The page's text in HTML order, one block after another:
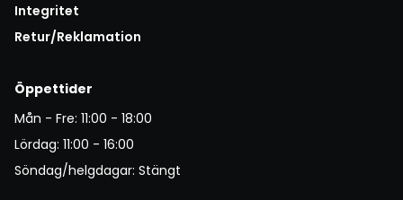
Integritet
Retur/Reklamation
Öppettider
Mån - Fre: 11:00 - 18:00
Lördag: 11:00 - 16:00
Söndag/helgdagar: Stängt